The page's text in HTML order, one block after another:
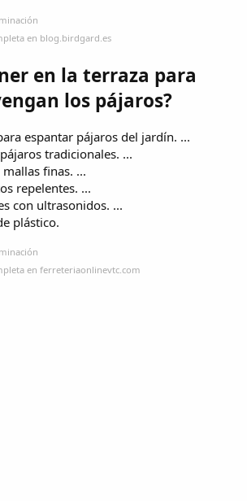
en blog.birdgard.es
en la terraza para
los pájaros?
espantar pájaros del jardín. ...
tradicionales. ...
mallas finas. ...
repelentes. ...
con ultrasonidos. ...
plástico.
en ferreteriaonlinevtc.com